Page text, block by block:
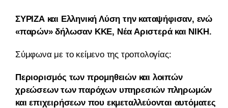
ΣΥΡΙΖΑ και Ελληνική Λύση την καταψήφισαν, ενώ
«παρών» δήλωσαν ΚΚΕ, Νέα Αριστερά και ΝΙΚΗ.
Σύμφωνα με το κείμενο της τροπολογίας:
Περιορισμός των προμηθειών και λοιπών
χρεώσεων των παρόχων υπηρεσιών πληρωμών
και επιχειρήσεων που εκμεταλλεύονται αυτόματες